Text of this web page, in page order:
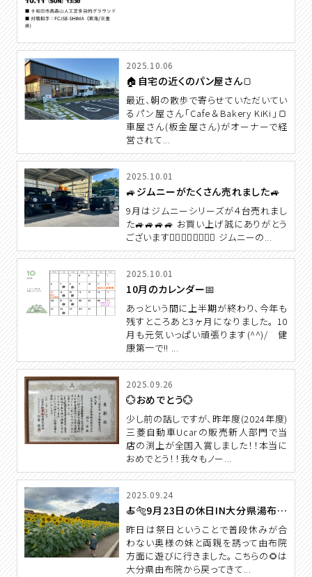
2025.10.06
🏠自宅の近くのパン屋さん🍞
最近、朝の散歩で寄らせていただいてい
るパン屋さん「Cafe＆Bakery KiKi」🍞
車屋さん(板金屋さん)がオーナーで経
営されて...
2025.10.01
🚙ジムニーがたくさん売れました🚙
9月はジムニーシリーズが４台売れまし
た🚙🚙🚙🚙 お買い上げ誠にありがとう
ございます🙇‍♂️🙇‍♂️🙇‍♂️🙇‍♂️ ジムニーの...
2025.10.01
10月のカレンダー📅
あっという間に上半期が終わり、今年も
残すところあと3ヶ月になりました。 10
月も元気いっぱい頑張ります(^^)/ 健
康第一で!! ...
2025.09.26
💮おめでとう💮
少し前の話しですが、昨年度(2024年度)
三菱自動車Ucarの販売新人部門で当
店の渕上が全国入賞しました！！本当に
おめでとう！！我々もノー...
2025.09.24
🍝🐅9月23日の休日IN大分県湯布院🌻🍜
昨日は祭日ということで普段休みが合
わない奥様の妹と両親を誘って由布院
方面に遊びに行きました。 こちらの🌻は
大分県由布院から戻ってきて...